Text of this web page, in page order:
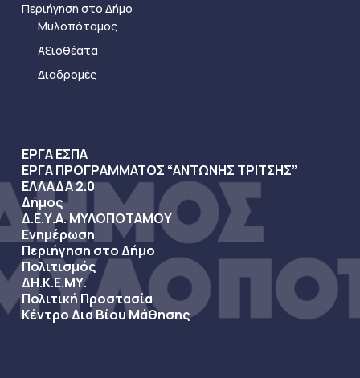
Περιήγηση στο Δήμο
Μυλοπόταμος
Αξιοθέατα
Διαδρομές
ΕΡΓΑ ΕΣΠΑ
ΕΡΓΑ ΠΡΟΓΡΑΜΜΑΤΟΣ “ΑΝΤΩΝΗΣ ΤΡΙΤΣΗΣ”
ΕΛΛΑΔΑ 2.0
Δήμος
Δ.Ε.Υ.Α. ΜΥΛΟΠΟΤΑΜΟΥ
Ενημέρωση
Περιήγηση στο Δήμο
Πολιτισμός
ΔΗ.Κ.Ε.ΜΥ.
Πολιτική Προστασία
Κέντρο Δια Βίου Μάθησης